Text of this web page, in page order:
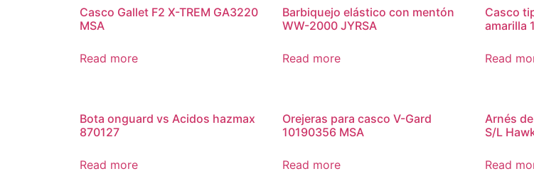
Casco Gallet F2 X-TREM GA3220
MSA
Read more
Barbiquejo elástico con mentón
WW-2000 JYRSA
Read more
Casco
amarilla
Read
Bota onguard vs Acidos hazmax
870127
Read more
Orejeras para casco V-Gard
10190356 MSA
Read more
Arnés
S/L
Read